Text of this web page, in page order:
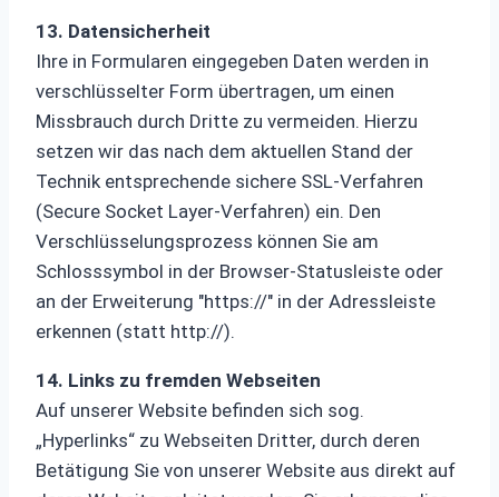
13. Datensicherheit
Ihre in Formularen eingegeben Daten werden in
verschlüsselter Form übertragen, um einen
Missbrauch durch Dritte zu vermeiden. Hierzu
setzen wir das nach dem aktuellen Stand der
Technik entsprechende sichere SSL-Verfahren
(Secure Socket Layer-Verfahren) ein. Den
Verschlüsselungsprozess können Sie am
Schlosssymbol in der Browser-Statusleiste oder
an der Erweiterung "https://" in der Adressleiste
erkennen (statt http://).
14. Links zu fremden Webseiten
Auf unserer Website befinden sich sog.
„Hyperlinks“ zu Webseiten Dritter, durch deren
Betätigung Sie von unserer Website aus direkt auf